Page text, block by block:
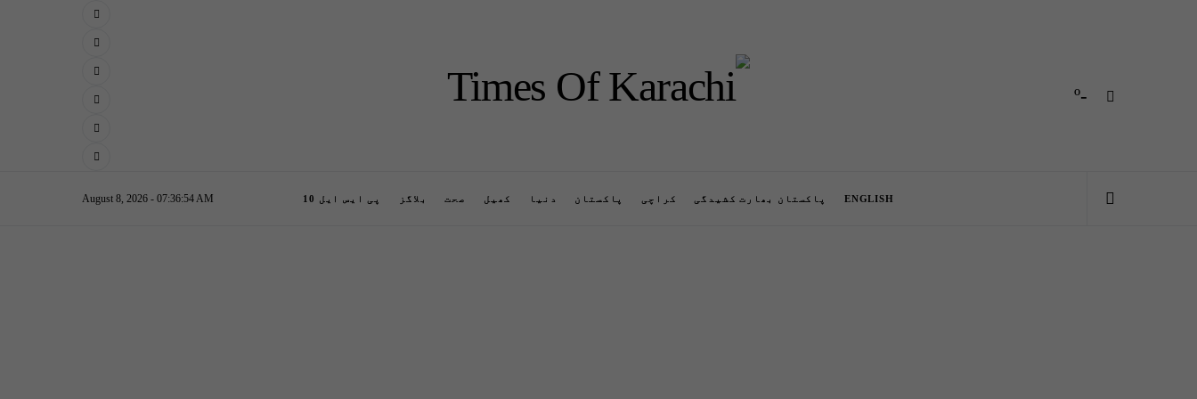
-º
ENGLISH پاکستان بھارت کشیدگی کراچی پاکستان دنیا کھیل صحت بلاگز پی ایس ایل 10 August 8, 2026 - 07:36:55 AM